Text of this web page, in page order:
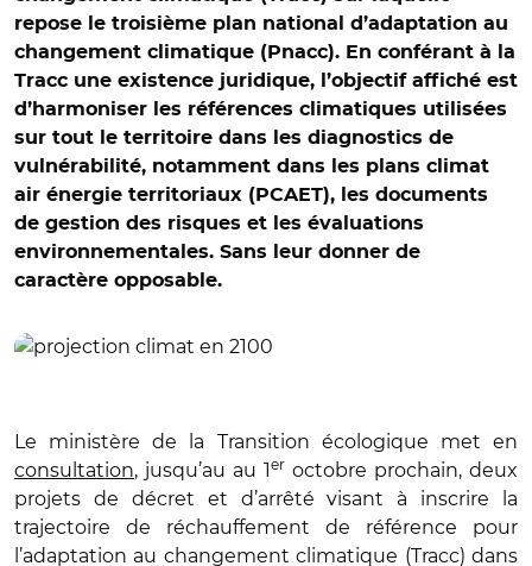
repose le troisième plan national d’adaptation au
changement climatique (Pnacc). En conférant à la
Tracc une existence juridique, l’objectif affiché est
d’harmoniser les références climatiques utilisées
sur tout le territoire dans les diagnostics de
vulnérabilité, notamment dans les plans climat
air énergie territoriaux (PCAET), les documents
de gestion des risques et les évaluations
environnementales. Sans leur donner de
caractère opposable.
Le ministère de la Transition écologique met en
consultation, jusqu’au au 1er octobre prochain, deux
projets de décret et d’arrêté visant à inscrire la
trajectoire de réchauffement de référence pour
l’adaptation au changement climatique (Tracc) dans